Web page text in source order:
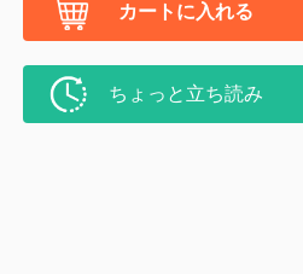
カートに入れる
ちょっと立ち読み